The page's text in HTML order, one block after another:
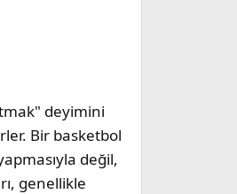
deyimini
Bir basketbol
değil,
genellikle